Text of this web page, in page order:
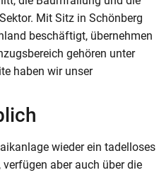
Mit Sitz in Schönberg
beschäftigt, übernehmen
gehören unter
haben wir unser
wieder ein tadelloses
aber auch über die